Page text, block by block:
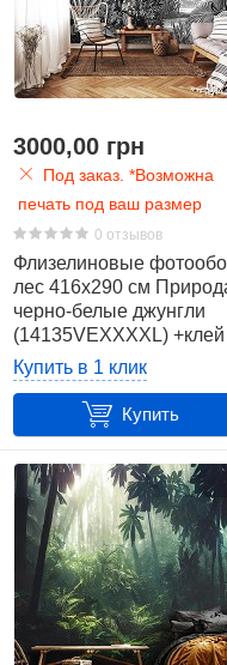
3000,00 грн
Под заказ. *Возможна
печать под ваш размер
0 отзывов
Флизелиновые
лес 416x290 см
черно-белые джунгли
(14135VEXXXXL) +клей
Купить в 1 клик
Купить